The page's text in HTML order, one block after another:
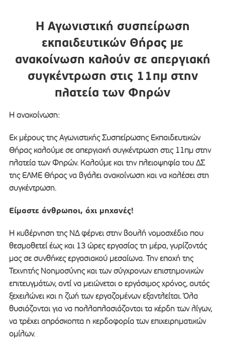
Η Αγωνιστική συσπείρωση
εκπαιδευτικών Θήρας με
ανακοίνωση καλούν σε απεργιακή
συγκέντρωση στις 11πμ στην
πλατεία των Φηρών
Η ανακοίνωση:
Εκ μέρους της Αγωνιστικής Συσπείρωσης Εκπαιδευτικών
Θήρας καλούμε σε απεργιακή συγκέντρωση στις 11πμ στην
πλατεία των Φηρών. Καλούμε και την πλειοψηφία του ΔΣ
της ΕΛΜΕ Θήρας να βγάλει ανακοίνωση και να καλέσει στη
συγκέντρωση.
Είμαστε άνθρωποι, όχι μηχανές!
Η κυβέρνηση της ΝΔ φέρνει στην βουλή νομοσχέδιο που
θεσμοθετεί έως και 13 ώρες εργασίας τη μέρα, γυρίζοντάς
μας σε συνθήκες εργασιακού μεσαίωνα. Την εποχή της
Τεχνητής Νοημοσύνης και των σύγχρονων επιστημονικών
επιτευγμάτων, αντί να μειώνεται ο εργάσιμος χρόνος, αυτός
ξεχειλώνει και η ζωή των εργαζομένων εξαντλείται. Όλα
θυσιάζονται για να πολλαπλασιάζονται τα κέρδη των λίγων,
να τρέχει απρόσκοπτα η κερδοφορία των επιχειρηματικών
ομίλων.